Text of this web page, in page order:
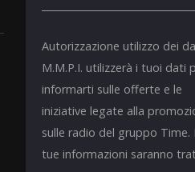
Autorizzazione utilizzo dei
M.M.P.I. utilizzerà i tuoi dati
informarti sulle offerte e le
iniziative legate alla
sulle radio del gruppo Time.
tue informazioni saranno